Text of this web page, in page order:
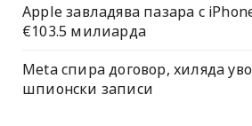
Apple завладява пазара с
€103.5 милиарда
Meta спира договор, хиляда
шпионски записи